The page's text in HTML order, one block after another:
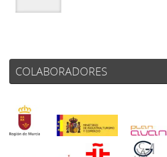
COLABORADORES